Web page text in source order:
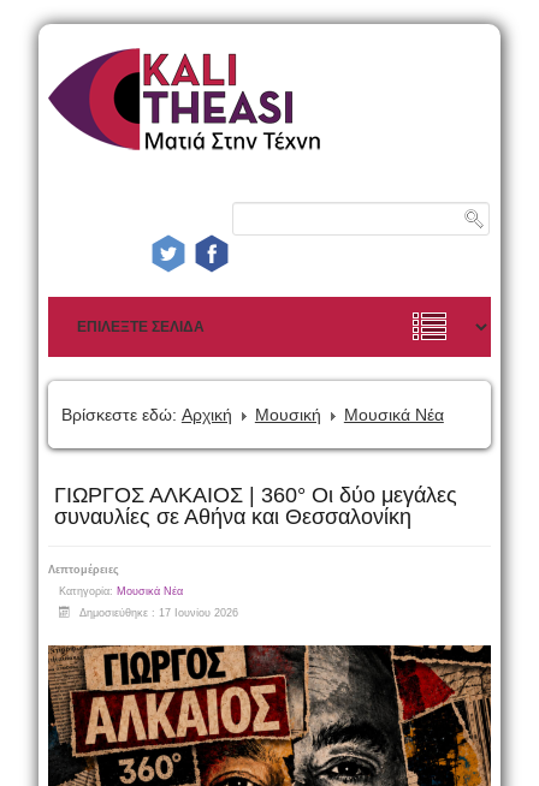
Βρίσκεστε εδώ: Αρχική Μουσική Μουσικά Νέα
ΓΙΩΡΓΟΣ ΑΛΚΑΙΟΣ | 360° Οι δύο μεγάλες
συναυλίες σε Αθήνα και Θεσσαλονίκη
Λεπτομέρειες
Κατηγορία: Μουσικά Νέα
Δημοσιεύθηκε : 17 Ιουνίου 2026